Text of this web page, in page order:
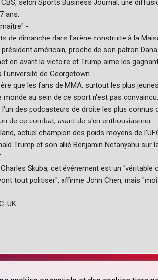
selon Sports Business Journal, une
ans.
-
de dimanche dans l'arène construite à la
américain, proche de son patron Dana
en avant la victoire et Trump aime les
l'université de Georgetown.
que les fans de MMA, surtout les plus
monde au sein de ce sport n'est pas convaincu.
l'un des podcasteurs de droite les plus connus
de ce combat, avant de s'en enthousiasmer.
actuel champion des poids moyens de
Trump et son allié Benjamin Netanyahu sur
Skuba, cet événement est un "véritable
tout politiser", affirme John Chen, mais
UK